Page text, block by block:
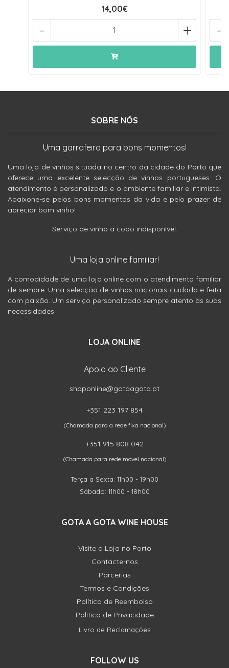
14,00€
+
- -
SOBRE NÓS
Uma garrafeira para bons momentos!
Uma loja de vinhos situada no centro da cidade do Porto que
oferece uma excelente selecção de vinhos portugueses. O
atendimento é personalizado e o ambiente familiar e intimista.
Apaixone-se pelos bons momentos da vida e pelo prazer de
apreciar bom vinho!
Serviço de vinho a copo indisponível.
Uma loja online familiar!
A comodidade de uma loja online com o atendimento familiar
de sempre. Uma selecção de vinhos nacionais cuidada e feita
com paixão. Um serviço personalizado sempre atento às suas
necessidades.
LOJA ONLINE
Apoio ao Cliente
shoponline@gotaagota.pt
+351 223 197 854
(Chamada para a rede fixa nacional)
+351 915 808 042
(Chamada para rede móvel nacional)
Terça a Sexta: 11h00 - 19h00
Sábado: 11h00 - 18h00
GOTA A GOTA WINE HOUSE
Visite a Loja no Porto
Contacte-nos
Parcerias
Termos e Condições
Política de Reembolso
Política de Privacidade
Livro de Reclamações
FOLLOW US